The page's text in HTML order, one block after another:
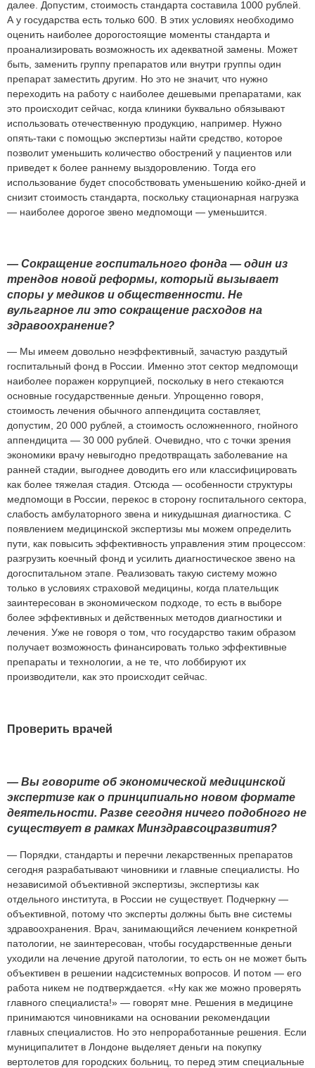
далее. Допустим, стоимость стандарта составила 1000 рублей.
А у государства есть только 600. В этих условиях необходимо
оценить наиболее дорогостоящие моменты стандарта и
проанализировать возможность их адекватной замены. Может
быть, заменить группу препаратов или внутри группы один
препарат заместить другим. Но это не значит, что нужно
переходить на работу с наиболее дешевыми препаратами, как
это происходит сейчас, когда клиники буквально обязывают
использовать отечественную продукцию, например. Нужно
опять-таки с помощью экспертизы найти средство, которое
позволит уменьшить количество обострений у пациентов или
приведет к более раннему выздоровлению. Тогда его
использование будет способствовать уменьшению койко-дней и
снизит стоимость стандарта, поскольку стационарная нагрузка
— наиболее дорогое звено медпомощи — уменьшится.
— Сокращение госпитального фонда — один из
трендов новой реформы, который вызывает
споры умедиков и общественности. Не
вульгарноели это сокращение расходов на
здравоохранение?
— Мы имеем довольно неэффективный, зачастую раздутый
госпитальный фонд в России. Именно этот сектор медпомощи
наиболее поражен коррупцией, поскольку в него стекаются
основные государственные деньги. Упрощенно говоря,
стоимость лечения обычного аппендицита составляет,
допустим, 20 000 рублей, а стоимость осложненного, гнойного
аппендицита — 30 000 рублей. Очевидно, что с точки зрения
экономики врачу невыгодно предотвращать заболевание на
ранней стадии, выгоднее доводить его или классифицировать
как более тяжелая стадия. Отсюда — особенности структуры
медпомощи в России, перекос в сторону госпитального сектора,
слабость амбулаторного звена и никудышная диагностика. С
появлением медицинской экспертизы мы можем определить
пути, как повысить эффективность управления этим процессом:
разгрузить коечный фонд и усилить диагностическое звено на
догоспитальном этапе. Реализовать такую систему можно
только в условиях страховой медицины, когда плательщик
заинтересован в экономическом подходе, то есть в выборе
более эффективных и действенных методов диагностики и
лечения. Уже не говоря о том, что государство таким образом
получает возможность финансировать только эффективные
препараты и технологии, а не те, что лоббируют их
производители, как это происходит сейчас.
Проверить врачей
— Вы говорите обэкономической медицинской
экспертизе како принципиально новом формате
деятельности. Разве сегодня ничего подобного не
существует в рамках Минздравсоцразвития?
— Порядки, стандарты и перечни лекарственных препаратов
сегодня разрабатывают чиновники и главные специалисты. Но
независимой объективной экспертизы, экспертизы как
отдельного института, в России не существует. Подчеркну —
объективной, потому что эксперты должны быть вне системы
здравоохранения. Врач, занимающийся лечением конкретной
патологии, не заинтересован, чтобы государственные деньги
уходили на лечение другой патологии, то есть он не может быть
объективен в решении надсистемных вопросов. И потом — его
работа никем не подтверждается. «Ну как же можно проверять
главного специалиста!» — говорят мне. Решения в медицине
принимаются чиновниками на основании рекомендации
главных специалистов. Но это непроработанные решения. Если
муниципалитет в Лондоне выделяет деньги на покупку
вертолетов для городских больниц, то перед этим специальные